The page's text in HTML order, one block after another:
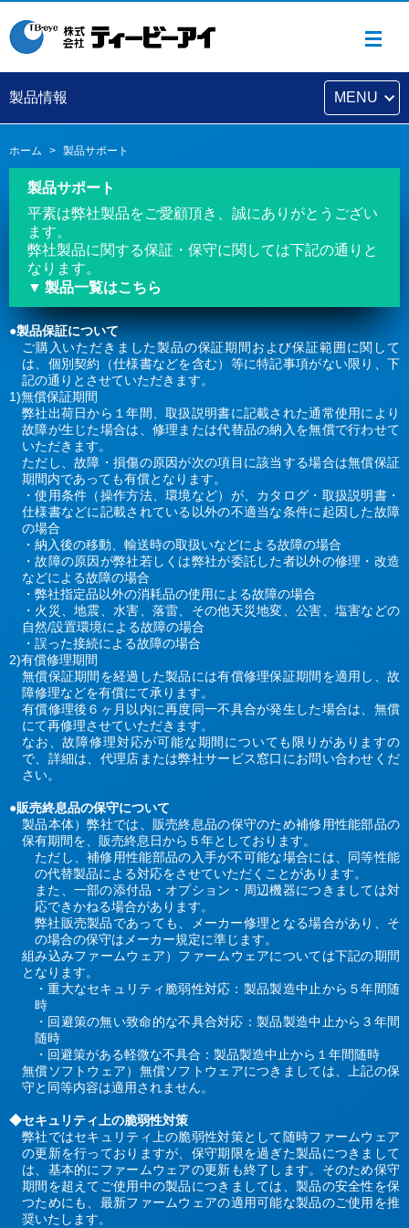
製品情報 MENU
ホーム 製品サポート
製品サポート
平素は弊社製品をご愛顧頂き、誠にありがとうござい
ます。
弊社製品に関する保証・保守に関しては下記の通りと
なります。
製品一覧はこちら
●製品保証について
ご購入いただきました製品の保証期間および保証範囲に関して
は、個別契約（仕様書などを含む）等に特記事項がない限り、下
記の通りとさせていただきます。
1)無償保証期間
弊社出荷日から１年間、取扱説明書に記載された通常使用により
故障が生じた場合は、修理または代替品の納入を無償で行わせて
いただきます。
ただし、故障・損傷の原因が次の項目に該当する場合は無償保証
期間内であっても有償となります。
・使用条件（操作方法、環境など）が、カタログ・取扱説明書・
仕様書などに記載されている以外の不適当な条件に起因した故障
の場合
・納入後の移動、輸送時の取扱いなどによる故障の場合
・故障の原因が弊社若しくは弊社が委託した者以外の修理・改造
などによる故障の場合
・弊社指定品以外の消耗品の使用による故障の場合
・火災、地震、水害、落雷、その他天災地変、公害、塩害などの
自然/設置環境による故障の場合
・誤った接続による故障の場合
2)有償修理期間
無償保証期間を経過した製品には有償修理保証期間を適用し、故
障修理などを有償にて承ります。
有償修理後６ヶ月以内に再度同一不具合が発生した場合は、無償
にて再修理させていただきます。
なお、故障修理対応が可能な期間についても限りがありますの
で、詳細は、代理店または弊社サービス窓口にお問い合わせくだ
さい。
●販売終息品の保守について
製品本体）弊社では、販売終息品の保守のため補修用性能部品の
保有期間を、販売終息日から５年としております。
ただし、補修用性能部品の入手が不可能な場合には、同等性能
の代替製品による対応をさせていただくことがあります。
また、一部の添付品・オプション・周辺機器につきましては対
応できかねる場合があります。
弊社販売製品であっても、メーカー修理となる場合があり、そ
の場合の保守はメーカー規定に準じます。
組み込みファームウェア）ファームウェアについては下記の期間
となります。
・重大なセキュリティ脆弱性対応：製品製造中止から５年間随
時
・回避策の無い致命的な不具合対応：製品製造中止から３年間
随時
・回避策がある軽微な不具合：製品製造中止から１年間随時
無償ソフトウェア）無償ソフトウェアにつきましては、上記の保
守と同等内容は適用されません。
◆セキュリティ上の脆弱性対策
弊社ではセキュリティ上の脆弱性対策として随時ファームウェア
の更新を行っておりますが、保守期限を過ぎた製品につきまして
は、基本的にファームウェアの更新も終了します。そのため保守
期間を超えてご使用中の製品につきましては、製品の安全性を保
つためにも、最新ファームウェアの適用可能な製品のご使用を推
奨いたします。